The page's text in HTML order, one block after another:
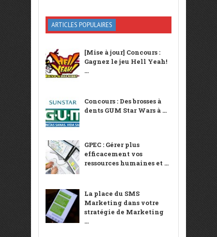
ARTICLES POPULAIRES
[Mise à jour] Concours :
Gagnez le jeu Hell Yeah!
...
Concours : Des brosses à
dents GUM Star Wars à ...
GPEC : Gérer plus
efficacement vos
ressources humaines et ...
La place du SMS
Marketing dans votre
stratégie de Marketing
...